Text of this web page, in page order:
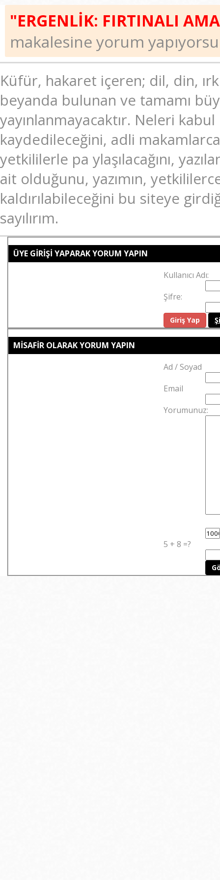
"ERGENLİK: FIRTINALI
makalesine yorum
Küfür, hakaret içeren; dil, din, ırk
beyanda bulunan ve tamamı
yayınlanmayacaktır. Neleri
kaydedileceğini, adli
yetkililerle pa ylaşılacağını,
ait olduğunu, yazımın,
kaldırılabileceğini bu siteye
sayılırım.
ÜYE GİRİŞİ YAPARAK YORUM YAPIN
Kullanıcı Adı:
Şifre:
MİSAFİR OLARAK YORUM YAPIN
Ad / Soyad
Email
Yorumunuz:
5 + 8 =?